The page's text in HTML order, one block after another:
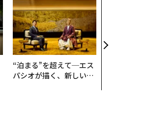
“泊まる”を超えて─エス
パシオが描く、新しい日